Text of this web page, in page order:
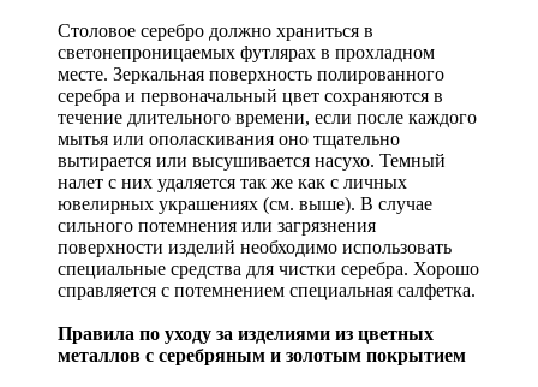
Столовое серебро должно храниться в
светонепроницаемых футлярах в прохладном
месте. Зеркальная поверхность полированного
серебра и первоначальный цвет сохраняются в
течение длительного времени, если после каждого
мытья или ополаскивания оно тщательно
вытирается или высушивается насухо. Темный
налет с них удаляется так же как с личных
ювелирных украшениях (см. выше). В случае
сильного потемнения или загрязнения
поверхности изделий необходимо использовать
специальные средства для чистки серебра. Хорошо
справляется с потемнением специальная салфетка.
Правила по уходу за изделиями из цветных
металлов с серебряным и золотым покрытием